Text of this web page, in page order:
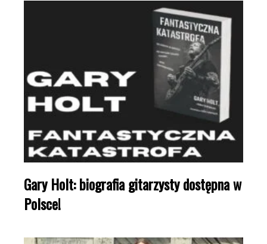
Gary Holt: biografia gitarzysty dostępna w
Polsce!